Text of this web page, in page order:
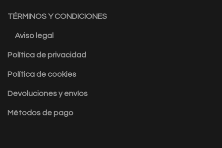
TÉRMINOS Y CONDICIONES
Aviso legal
Política de privacidad
Política de cookies
Devoluciones y envíos
Métodos de pago